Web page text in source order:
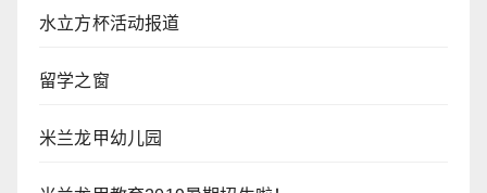
水立方杯活动报道
留学之窗
米兰龙甲幼儿园